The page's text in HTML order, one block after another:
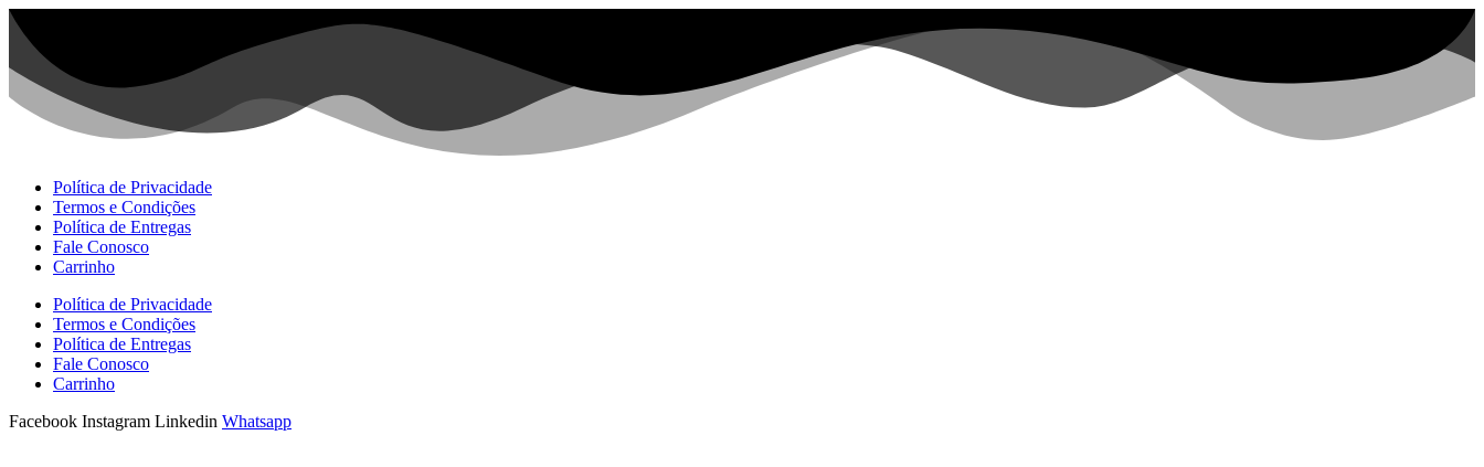
Ir
para
conteúdo
Política de Privacidade
Termos e Condições
Política de Entregas
Fale Conosco
Carrinho
Política de Privacidade
Termos e Condições
Política de Entregas
Fale Conosco
Carrinho
Facebook Instagram Linkedin Whatsapp